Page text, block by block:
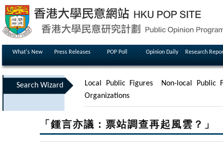
What's New Press Releases POP Poll Opinion Daily Research
Search Wizard Local Public Figures
Non-local Public
Organizations
「鍾言亦議：票站調查再起風雲？」